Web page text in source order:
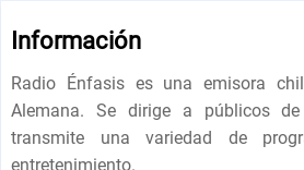
Información
Radio Énfasis es una emisora
Alemana. Se dirige a públicos
transmite una variedad de
entretenimiento.